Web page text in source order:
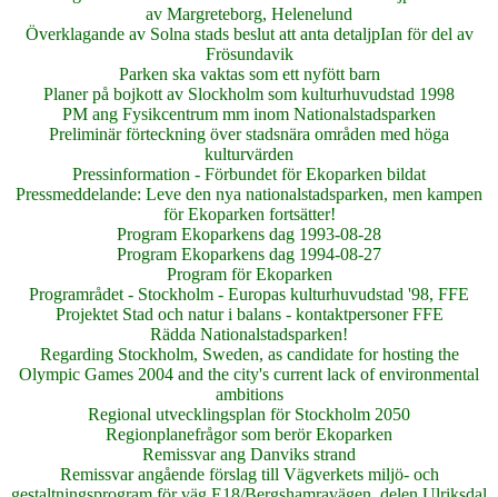
av Margreteborg, Helenelund
Överklagande av Solna stads beslut att anta detaljpIan för del av
Frösundavik
Parken ska vaktas som ett nyfött barn
Planer på bojkott av Slockholm som kulturhuvudstad 1998
PM ang Fysikcentrum mm inom Nationalstadsparken
Preliminär förteckning över stadsnära områden med höga
kulturvärden
Pressinformation - Förbundet för Ekoparken bildat
Pressmeddelande: Leve den nya nationalstadsparken, men kampen
för Ekoparken fortsätter!
Program Ekoparkens dag 1993-08-28
Program Ekoparkens dag 1994-08-27
Program för Ekoparken
Programrådet - Stockholm - Europas kulturhuvudstad '98, FFE
Projektet Stad och natur i balans - kontaktpersoner FFE
Rädda Nationalstadsparken!
Regarding Stockholm, Sweden, as candidate for hosting the
Olympic Games 2004 and the city's current lack of environmental
ambitions
Regional utvecklingsplan för Stockholm 2050
Regionplanefrågor som berör Ekoparken
Remissvar ang Danviks strand
Remissvar angående förslag till Vägverkets miljö- och